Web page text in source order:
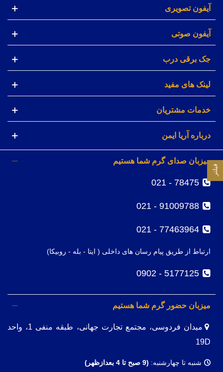
آیفون تصویری
آیفون صوتی
جک برقی درب
لینک های مفید
خدمات مشتریان
درباره آریا ایمن
میزبان صدای گرم شما هستیم
78475 - 021
91009788 - 021
77463964 - 021
ارتباط از طریق پیام رسان های داخلی ( ایتا - بله - روبیکا)
5177125 - 0902
میزبان حضور گرم شما هستیم
میدان فردوسی، مجتمع تجارت جهانی، طبقه منفی 1، واحد
19D
شنبه تا چهارشنبه: (9 صبح تا 4 بعدازظهر)
فیلتر